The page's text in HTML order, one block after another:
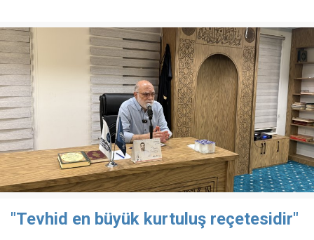
"Tevhid en büyük kurtuluş reçetesidir"